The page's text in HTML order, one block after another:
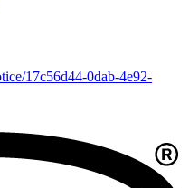
17c56d44-0dab-4e92-